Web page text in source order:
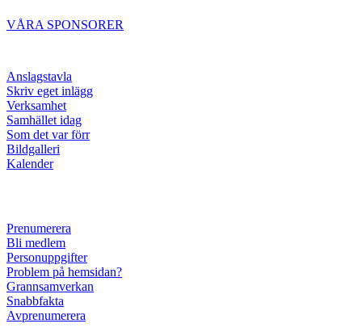
VÅRA SPONSORER
Anslagstavla
Skriv eget inlägg
Verksamhet
Samhället idag
Som det var förr
Bildgalleri
Kalender
Prenumerera
Bli medlem
Personuppgifter
Problem på hemsidan?
Grannsamverkan
Snabbfakta
Avprenumerera